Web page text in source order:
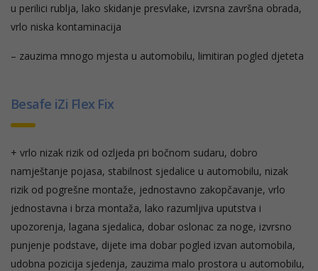
u perilici rublja, lako skidanje presvlake, izvrsna završna obrada,
vrlo niska kontaminacija
– zauzima mnogo mjesta u automobilu, limitiran pogled djeteta
Besafe iZi Flex Fix
+ vrlo nizak rizik od ozljeda pri bočnom sudaru, dobro
namještanje pojasa, stabilnost sjedalice u automobilu, nizak
rizik od pogrešne montaže, jednostavno zakopčavanje, vrlo
jednostavna i brza montaža, lako razumljiva uputstva i
upozorenja, lagana sjedalica, dobar oslonac za noge, izvrsno
punjenje podstave, dijete ima dobar pogled izvan automobila,
udobna pozicija sjedenja, zauzima malo prostora u automobilu,